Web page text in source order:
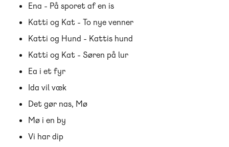
Ena - På sporet af en is
Katti og Kat - To nye venner
Katti og Hund - Kattis hund
Katti og Kat - Søren på lur
Ea i et fyr
Ida vil væk
Det gør nas, Mø
Mø i en by
Vi har dip